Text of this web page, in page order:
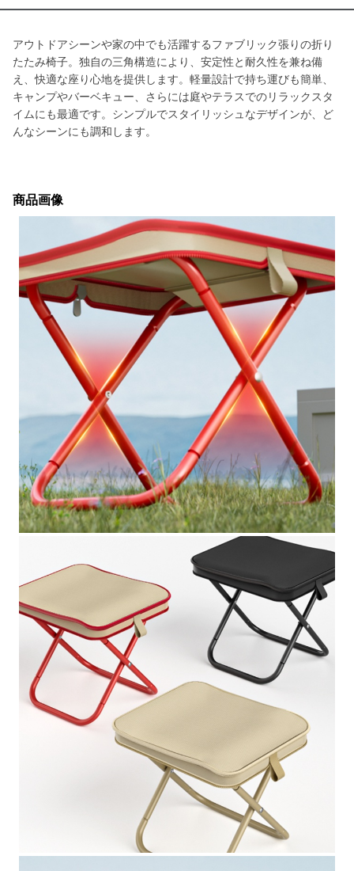
アウトドアシーンや家の中でも活躍するファブリック張りの折り
たたみ椅子。独自の三角構造により、安定性と耐久性を兼ね備
え、快適な座り心地を提供します。軽量設計で持ち運びも簡単、
キャンプやバーベキュー、さらには庭やテラスでのリラックスタ
イムにも最適です。シンプルでスタイリッシュなデザインが、ど
んなシーンにも調和します。
商品画像